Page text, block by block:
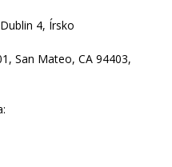
4, Írsko
San Mateo, CA 94403,